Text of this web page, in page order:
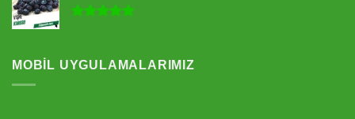
MOBIL UYGULAMALARIMIZ